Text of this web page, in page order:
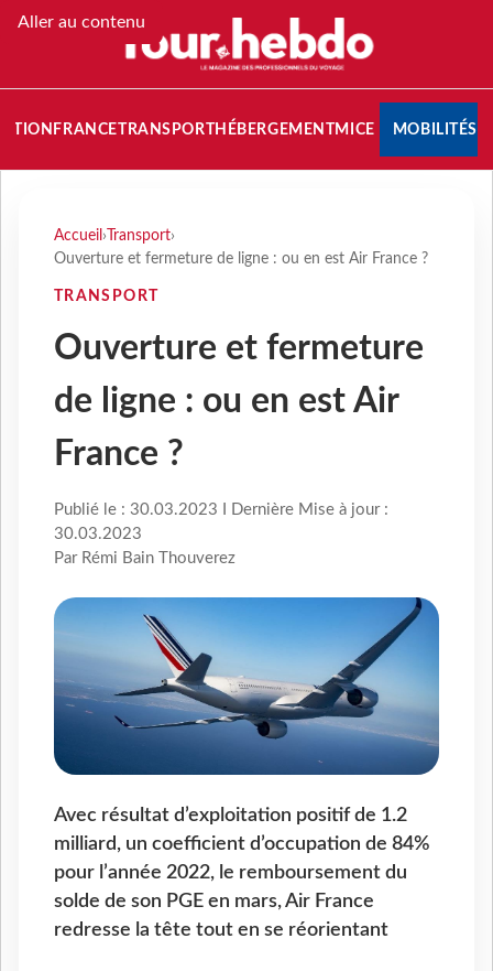
Aller au contenu
FRANCETRANSPORT HÉBERGEMENTMICE MOBILITÉS
Accueil › Transport›
Ouverture et fermeture de ligne : ou en est Air France ?
TRANSPORT
Ouverture et fermeture
de ligne : ou en est Air
France ?
Publié le : 30.03.2023 I Dernière Mise à jour :
30.03.2023
Par Rémi Bain Thouverez
Avec résultat d’exploitation positif de 1.2
milliard, un coefficient d’occupation de 84%
pour l’année 2022, le remboursement du
solde de son PGE en mars, Air France
redresse la tête tout en se réorientant